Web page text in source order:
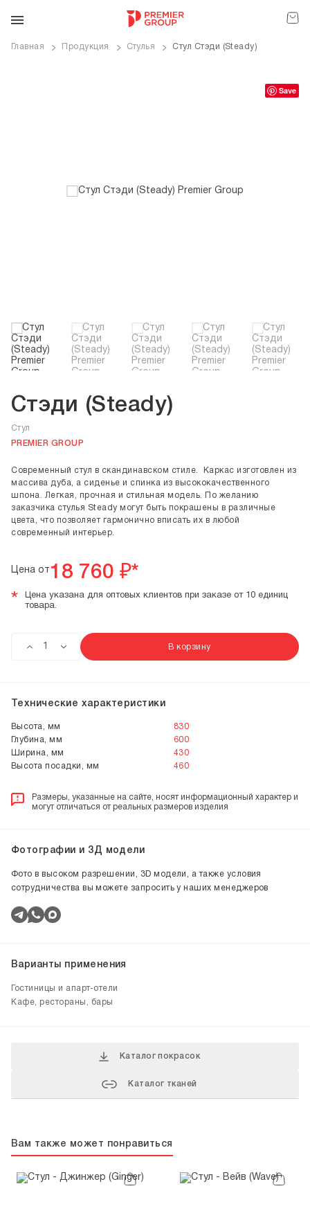
Главная Продукция Стулья Стул Стэди (Steady)
Save
Стэди (Steady)
Стул
PREMIER GROUP
Современный стул в скандинавском стиле. Каркас изготовлен из
массива дуба, а сиденье и спинка из высококачественного
шпона. Легкая, прочная и стильная модель. По желанию
заказчика стулья Steady могут быть покрашены в различные
цвета, что позволяет гармонично вписать их в любой
современный интерьер.
Цена от 18 760 ₽*
*
Цена указана для оптовых клиентов при заказе от 10 единиц
товара.
В корзину
Технические характеристики
Высота, мм
830
Глубина, мм
600
Ширина, мм
430
Высота посадки, мм
460
Размеры, указанные на сайте, носят информационный характер и
могут отличаться от реальных размеров изделия
Фотографии и 3Д модели
Фото в высоком разрешении, 3D модели, а также условия
сотрудничества вы можете запросить у наших менеджеров
Варианты применения
Гостиницы и апарт-отели
Кафе, рестораны, бары
Каталог покрасок
Каталог тканей
Вам также может понравиться